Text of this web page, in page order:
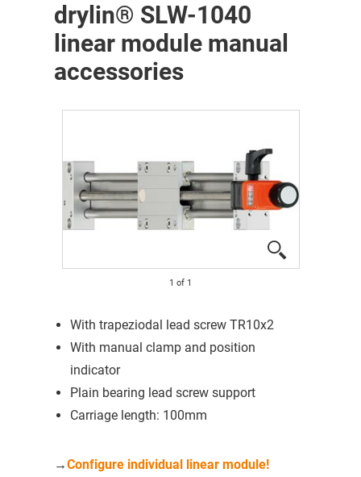
drylin® SLW-1040
linear module manual
accessories
1 of 1
With trapeziodal lead screw TR10x2
With manual clamp and position
indicator
Plain bearing lead screw support
Carriage length: 100mm
→Configure individual linear module!